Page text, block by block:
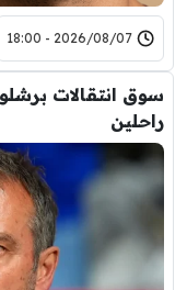
2026/08/07 - 18:00
راحلين